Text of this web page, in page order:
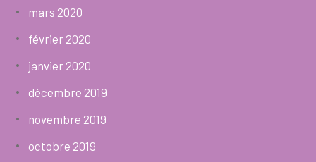
mars 2020
février 2020
janvier 2020
décembre 2019
novembre 2019
octobre 2019